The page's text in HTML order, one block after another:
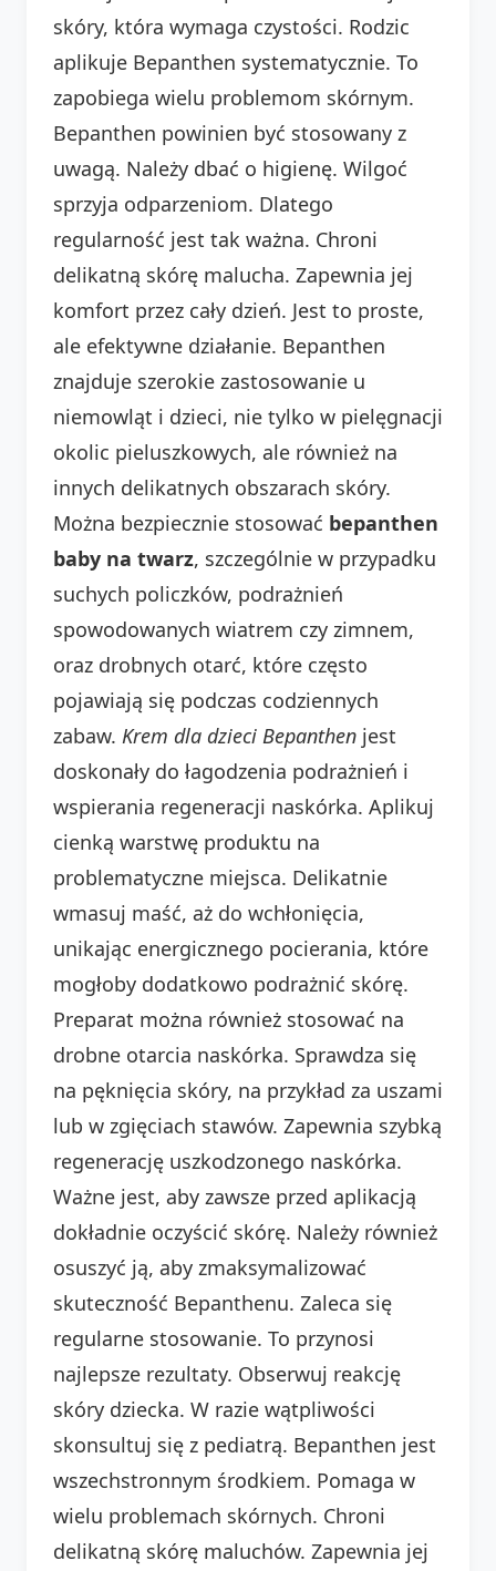
skóry, która wymaga czystości. Rodzic
aplikuje Bepanthen systematycznie. To
zapobiega wielu problemom skórnym.
Bepanthen powinien być stosowany z
uwagą. Należy dbać o higienę. Wilgoć
sprzyja odparzeniom. Dlatego
regularność jest tak ważna. Chroni
delikatną skórę malucha. Zapewnia jej
komfort przez cały dzień. Jest to proste,
ale efektywne działanie. Bepanthen
znajduje szerokie zastosowanie u
niemowląt i dzieci, nie tylko w pielęgnacji
okolic pieluszkowych, ale również na
innych delikatnych obszarach skóry.
Można bezpiecznie stosować bepanthen
baby na twarz, szczególnie w przypadku
suchych policzków, podrażnień
spowodowanych wiatrem czy zimnem,
oraz drobnych otarć, które często
pojawiają się podczas codziennych
zabaw. Krem dla dzieci Bepanthen jest
doskonały do łagodzenia podrażnień i
wspierania regeneracji naskórka. Aplikuj
cienką warstwę produktu na
problematyczne miejsca. Delikatnie
wmasuj maść, aż do wchłonięcia,
unikając energicznego pocierania, które
mogłoby dodatkowo podrażnić skórę.
Preparat można również stosować na
drobne otarcia naskórka. Sprawdza się
na pęknięcia skóry, na przykład za uszami
lub w zgięciach stawów. Zapewnia szybką
regenerację uszkodzonego naskórka.
Ważne jest, aby zawsze przed aplikacją
dokładnie oczyścić skórę. Należy również
osuszyć ją, aby zmaksymalizować
skuteczność Bepanthenu. Zaleca się
regularne stosowanie. To przynosi
najlepsze rezultaty. Obserwuj reakcję
skóry dziecka. W razie wątpliwości
skonsultuj się z pediatrą. Bepanthen jest
wszechstronnym środkiem. Pomaga w
wielu problemach skórnych. Chroni
delikatną skórę maluchów. Zapewnia jej